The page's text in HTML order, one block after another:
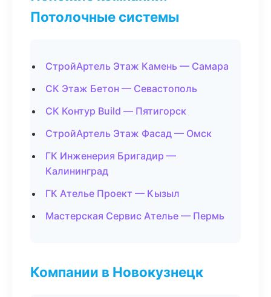
Потолочные системы
СтройАртель Этаж Камень — Самара
СК Этаж Бетон — Севастополь
СК Контур Build — Пятигорск
СтройАртель Этаж Фасад — Омск
ГК Инженерия Бригадир —
Калининград
ГК Ателье Проект — Кызыл
Мастерская Сервис Ателье — Пермь
Компании в Новокузнецк